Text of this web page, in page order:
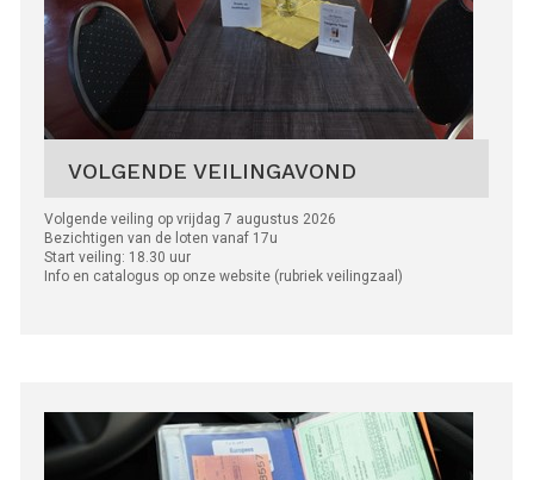
VOLGENDE VEILINGAVOND
Volgende veiling op vrijdag 7 augustus 2026
Bezichtigen van de loten vanaf 17u
Start veiling: 18.30 uur
Info en catalogus op onze website (rubriek veilingzaal)